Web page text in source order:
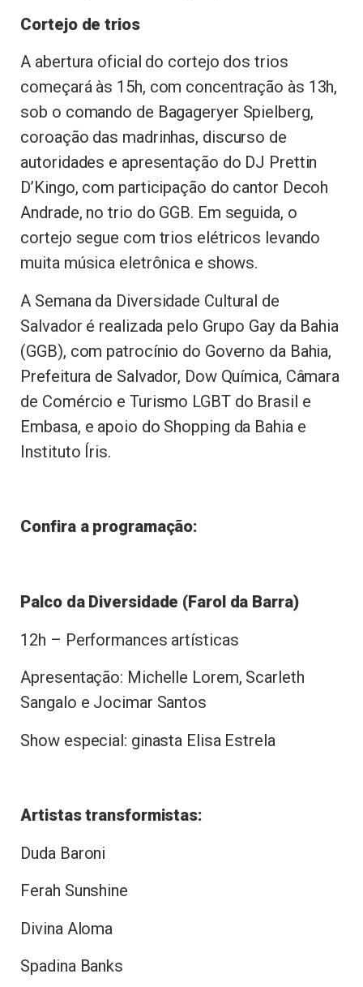
Cortejo de trios
A abertura oficial do cortejo dos trios
começará às 15h, com concentração às 13h,
sob o comando de Bagageryer Spielberg,
coroação das madrinhas, discurso de
autoridades e apresentação do DJ Prettin
D’Kingo, com participação do cantor Decoh
Andrade, no trio do GGB. Em seguida, o
cortejo segue com trios elétricos levando
muita música eletrônica e shows.
A Semana da Diversidade Cultural de
Salvador é realizada pelo Grupo Gay da Bahia
(GGB), com patrocínio do Governo da Bahia,
Prefeitura de Salvador, Dow Química, Câmara
de Comércio e Turismo LGBT do Brasil e
Embasa, e apoio do Shopping da Bahia e
Instituto Íris.
Confira a programação:
Palco da Diversidade (Farol da Barra)
12h – Performances artísticas
Apresentação: Michelle Lorem, Scarleth
Sangalo e Jocimar Santos
Show especial: ginasta Elisa Estrela
Artistas transformistas:
Duda Baroni
Ferah Sunshine
Divina Aloma
Spadina Banks